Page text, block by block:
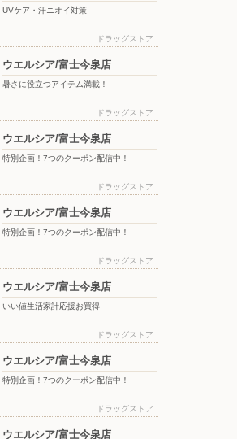
ーポン配信
特別企画！7つのクーポン配信
UVケア・汗ニオイ対策
ドラッグストア
ウエルシア/富士今泉店
暑さに役立つアイテム満載！
ドラッグストア
ウエルシア/富士今泉店
特別企画！7つのクーポン配信中！
ドラッグストア
ウエルシア/富士今泉店
特別企画！7つのクーポン配信中！
ドラッグストア
ウエルシア/富士今泉店
いい値生活家計応援お買得
ドラッグストア
ウエルシア/富士今泉店
特別企画！7つのクーポン配信中！
ドラッグストア
ウエルシア/富士今泉店